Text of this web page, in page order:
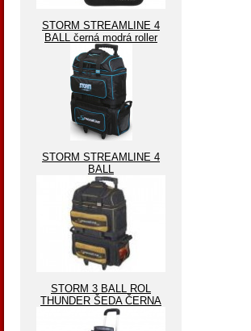
STORM STREAMLINE 4
BALL černá modrá roller
STORM STREAMLINE 4
BALL
STORM 3 BALL ROL
THUNDER ŠEDA ČERNA